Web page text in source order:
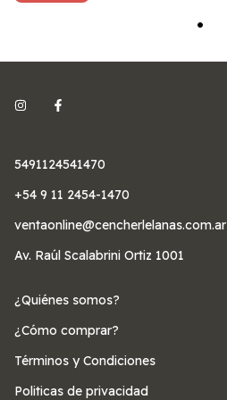
5491124541470
+54 9 11 2454-1470
ventaonline@cencherlelanas.com.ar
Av. Raúl Scalabrini Ortiz 1001
¿Quiénes somos?
¿Cómo comprar?
Términos y Condiciones
Politicas de privacidad